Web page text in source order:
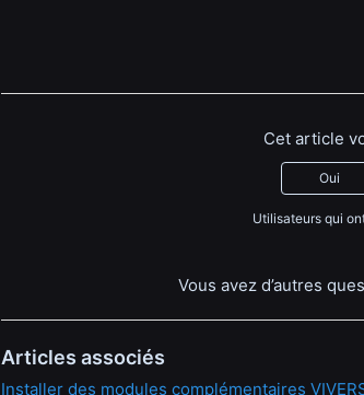
Cet article
Oui
Utilisateurs qui
Vous avez d’autres
Articles associés
Installer des modules complémentaires